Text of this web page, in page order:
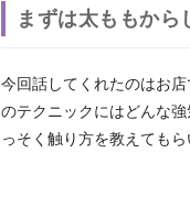
まずは太ももから
今回話してくれたのはお
のテクニックにはどんな
っそく触り方を教えてもら